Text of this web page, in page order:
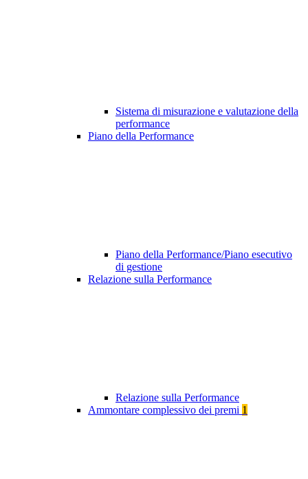
Sistema di misurazione e valutazione della
performance
Piano della Performance
Piano della Performance/Piano esecutivo
di gestione
Relazione sulla Performance
Relazione sulla Performance
Ammontare complessivo dei premi 1